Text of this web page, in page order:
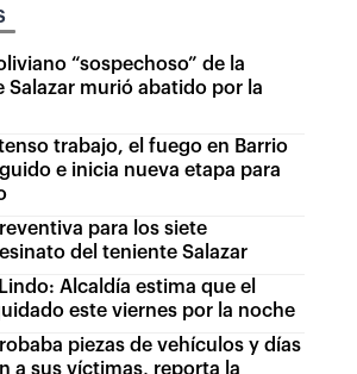
“sospechoso” de la
Salazar murió abatido por la
trabajo, el fuego en Barrio
e inicia nueva etapa para
para los siete
del teniente Salazar
Alcaldía estima que el
este viernes por la noche
robaba piezas de vehículos y días
a sus víctimas, reporta la